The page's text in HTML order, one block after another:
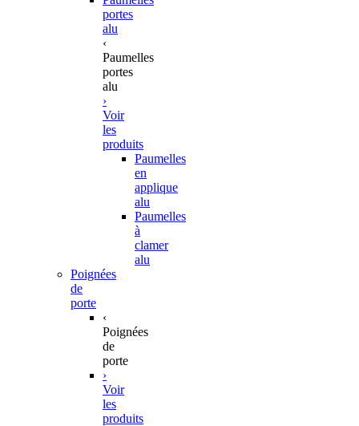
portes
alu
‹
Paumelles
portes
alu
›
Voir
les
produits
Paumelles
en
applique
alu
Paumelles
à
clamer
alu
Poignées
de
porte
‹
Poignées
de
porte
›
Voir
les
produits